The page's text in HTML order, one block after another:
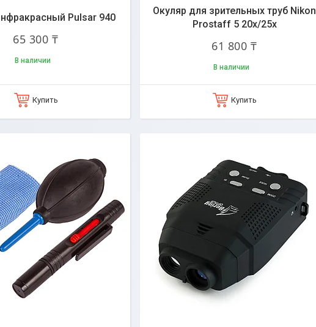
Pulsar 940
65 300 ₸
В наличии
Купить
Окуляр для зрительных труб Nikon
Prostaff 5 20x/25x
61 800 ₸
В наличии
Купить